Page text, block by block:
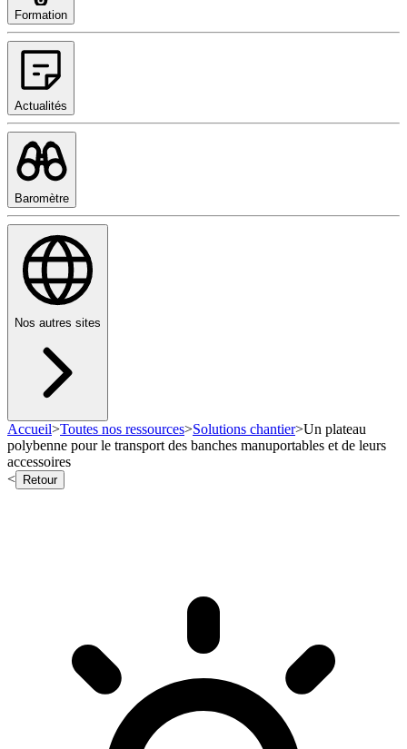
Formation
Actualités
Baromètre
Nos autres sites
Accueil>Toutes nos ressources>Solutions chantier>Un plateau
polybenne pour le transport des banches manuportables et de leurs
accessoires
<
Retour